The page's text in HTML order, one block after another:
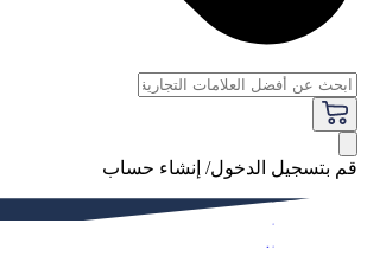
قم بتسجيل الدخول/ إنشاء حساب
فاخر
النساء
الرجال